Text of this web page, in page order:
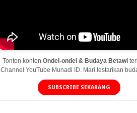
Tonton kontenOndel-ondel & Budaya Betawi
Channel YouTube Munadi ID. Mari lestarikan
SUBSCRIBE SEKARANG